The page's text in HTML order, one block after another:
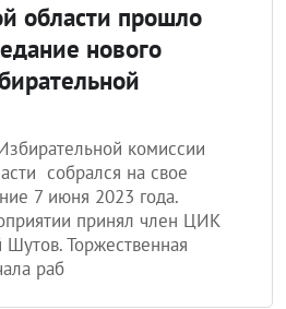
области прошло
нового
комиссии
собрался на свое
7 июня 2023 года.
принял член ЦИК
Торжественная
раб